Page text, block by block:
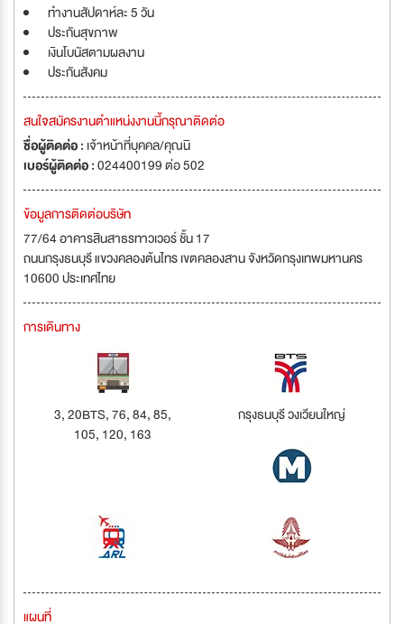
ทำงานสัปดาห์ละ 5 วัน
ประกันสุขภาพ
เงินโบนัสตามผลงาน
ประกันสังคม
สนใจสมัครงานตำแหน่งงานนี้กรุณาติดต่อ
ชื่อผู้ติดต่อ : เจ้าหน้าที่บุคคล/คุณนิ
เบอร์ผู้ติดต่อ :024400199 ต่อ 502
ข้อมูลการติดต่อบริษัท
77/64 อาคารสินสาธรทาวเวอร์ ชั้น 17
ถนนกรุงธนบุรี แขวงคลองต้นไทร เขตคลองสาน จังหวัดกรุงเทพมหานคร
10600 ประเทศไทย
การเดินทาง
3, 20BTS, 76, 84, 85,
105, 120, 163
กรุงธนบุรี วงเวียนใหญ่
แผนที่